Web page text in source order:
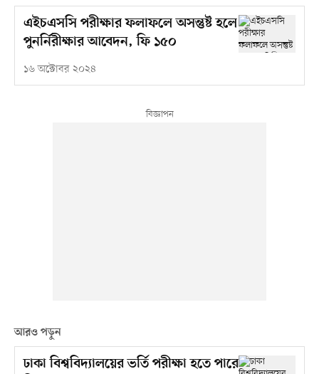
এইচএসসি পরীক্ষার ফলাফলে অসন্তুষ্ট হলে
পুনর্নিরীক্ষার আবেদন, ফি ১৫০
১৬ অক্টোবর ২০২৪
আরও পড়ুন
ঢাকা বিশ্ববিদ্যালয়ের ভর্তি পরীক্ষা হতে পারে